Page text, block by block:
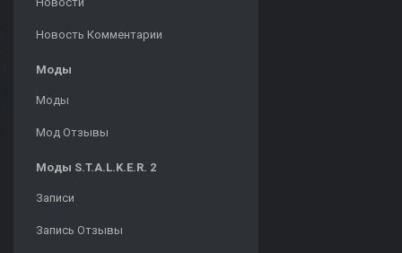
Новость Комментарии
Моды
Моды
Мод Отзывы
Моды S.T.A.L.K.E.R. 2
Записи
Запись Отзывы